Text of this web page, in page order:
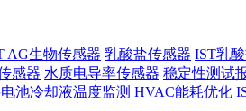
AG生物传感器 乳酸盐传感器 IST乳
感器 水质电导率传感器 稳定性测试
池冷却液温度监测 HVAC能耗优化